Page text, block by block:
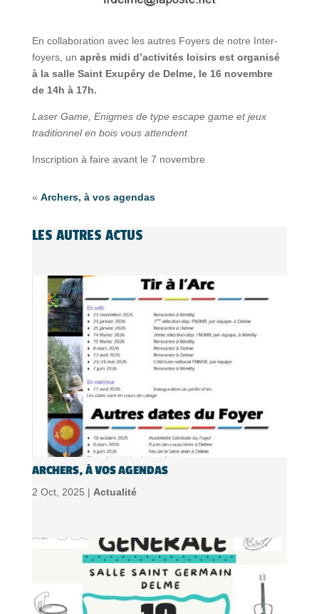
En collaboration avec les autres Foyers de notre Inter-
foyers, un après midi d’activités loisirs est organisé
à la salle Saint Exupéry de Delme, le 16 novembre
de 14h à 17h.
Laser Game, Enigmes de type escape game et jeux
traditionnel en bois vous attendent
Inscription à faire avant le 7 novembre
« Archers, à vos agendas
LES AUTRES ACTUS
ARCHERS, À VOS AGENDAS
2 Oct, 2025 | Actualité